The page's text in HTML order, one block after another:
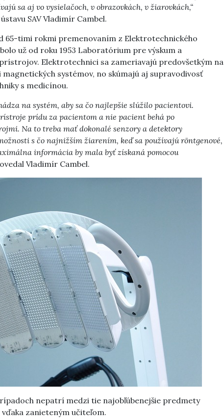
sa aj vo vysielačoch, v obrazovkách, v žiarovkách,“
SAV Vladimír Cambel.
65-timi rokmi premenovaním z Elektrotechnického
už od roku 1953 Laboratórium pre výskum a
Elektrotechnici sa zameriavajú predovšetkým na
systémov, no skúmajú aj supravodivosť
s medicínou.
na systém, aby sa čo najlepšie slúžilo pacientovi.
prídu za pacientom a nie pacient behá po
Na to treba mať dokonalé senzory a detektory
s čo najnižším žiarením, keď sa používajú röntgenové,
informácia by mala byť získaná pomocou
Vladimír Cambel.
nepatrí medzi tie najobľúbenejšie predmety
zanieteným učiteľom.